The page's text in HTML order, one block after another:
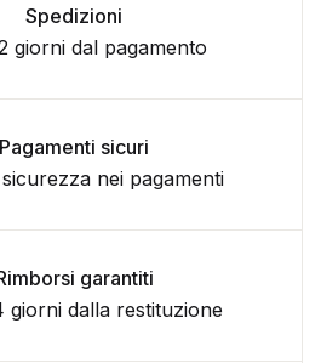
Spedizioni
giorni dal pagamento
Pagamenti sicuri
nei pagamenti
garantiti
giorni dalla restituzione